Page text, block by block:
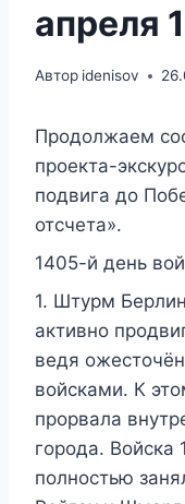
апреля
Автор idenisov
Продолжаем
проекта-
подвига до
отсчета».
1405-й день
1. Штурм
активно
ведя
войсками. К
прорвала
города. Войска
полностью